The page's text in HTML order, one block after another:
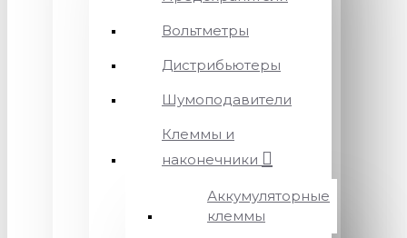
Вольтметры
Дистрибьютеры
Шумоподавители
Клеммы и
наконечники
Аккумуляторные
клеммы